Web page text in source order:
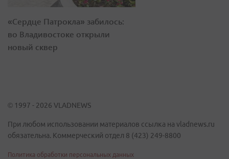
«Сердце Патрокла» забилось:
во Владивостоке открыли
новый сквер
© 1997 - 2026 VLADNEWS
При любом использовании материалов ссылка на vladnews.ru
обязательна. Коммерческий отдел 8 (423) 249-8800
Политика обработки персональных данных